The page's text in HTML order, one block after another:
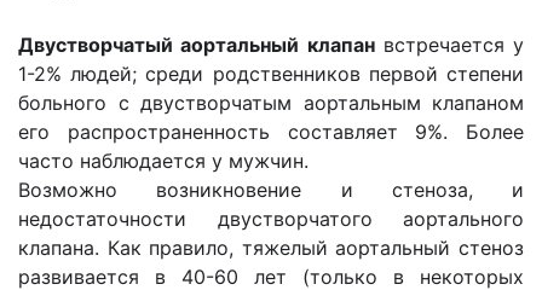
Двустворчатый аортальный клапанвстречается у
1-2% людей; среди родственников первой степени
больного с двустворчатым аортальным клапаном
его распространенность составляет 9%. Более
часто наблюдается у мужчин.
Возможно возникновение и стеноза, и
недостаточности двустворчатого аортального
клапана. Как правило, тяжелый аортальный стеноз
развивается в 40-60 лет (только в некоторых